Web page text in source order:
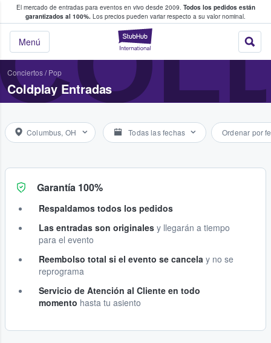
El mercado de entradas para eventos en vivo desde 2009. Todos los pedidos están
garantizados al 100%. Los precios pueden variar respecto a su valor nominal.
StubHub:
Menú
y venta de entradas entre fans
Conciertos/ Pop
Coldplay Entradas
Columbus, OH Todas las fechas Ordenar por
Garantía 100%
Respaldamos todos los pedidos
Las entradas son originales y llegarán a tiempo
para el evento
Reembolso total si el evento se cancela y no se
reprograma
Servicio de Atención al Cliente en todo
momento hasta tu asiento